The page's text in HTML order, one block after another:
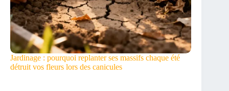
Jardinage : pourquoi replanter ses massifs chaque été
détruit vos fleurs lors des canicules